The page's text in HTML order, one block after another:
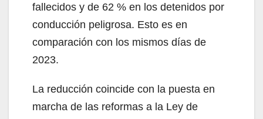
fallecidos y de 62 % en los detenidos por
conducción peligrosa. Esto es en
comparación con los mismos días de
2023.
La reducción coincide con la puesta en
marcha de las reformas a la Ley de